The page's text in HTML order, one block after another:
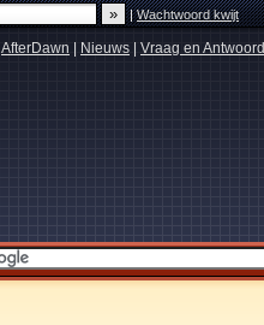
|Wachtwoord kwijt
AfterDawn Nieuws Vraag en Antwoord